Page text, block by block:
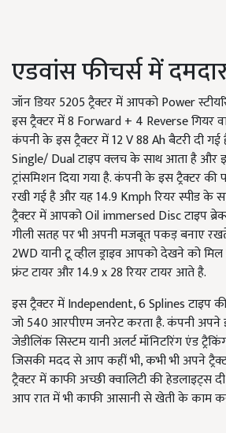
एडवांस फीचर्स में
जॉन डियर 5205 ट्रैक्टर में आपको Power
इस ट्रैक्टर में 8 Forward + 4 Reverse गियर
कंपनी के इस ट्रैक्टर में 12 V 88 Ah बैटरी दी गई
Single/ Dual टाइप क्लच के साथ आता है और
ट्रांसमिशन दिया गया है. कंपनी के इस ट्रैक्टर की
रखी गई है और यह 14.9 Kmph रियर स्पीड के
ट्रैक्टर में आपको Oil immersed Disc टाइप
गीली सतह पर भी अपनी मजबूत पकड़ बनाए
2WD यानी टू व्हील ड्राइव आपको देखने को
फ्रंट टायर और 14.9 x 28 रियर टायर आते है.
इस ट्रैक्टर में Independent, 6 Splines
जो 540 आरपीएम जनरेट करता है. कंपनी अपने
जेडीलिंक सिस्टम यानी अलर्ट मॉनिटरिंग एंड
जिसकी मदद से आप कहीं भी, कभी भी अपने
ट्रैक्टर में काफी अच्छी क्वालिटी की हेडलाइट्स
आप रात में भी काफी आसानी से खेती के काम